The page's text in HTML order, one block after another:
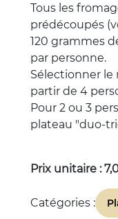
Tous les
prédécoupés
120 grammes
par personne.
Sélectionner le
partir de 4
Pour 2 ou 3
plateau "duo-
Prix unitaire :
Catégories :